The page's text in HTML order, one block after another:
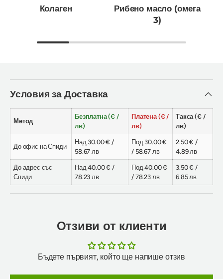
Колаген
Рибено масло (омега
3)
Условия за Доставка
Метод
Безплатна (€ /
лв)
Платена (€ /
лв)
Такса (€ /
лв)
До офис на Спиди
Над 30.00 € /
58.67 лв
Под 30.00 €
/ 58.67 лв
2.50 € /
4.89 лв
До адрес със
Спиди
Над 40.00 € /
78.23 лв
Под 40.00 €
/ 78.23 лв
3.50 € /
6.85 лв
Отзиви от клиенти
Бъдете първият, който ще напише отзив